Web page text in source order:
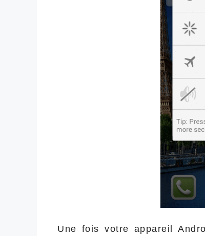
Une fois votre appareil